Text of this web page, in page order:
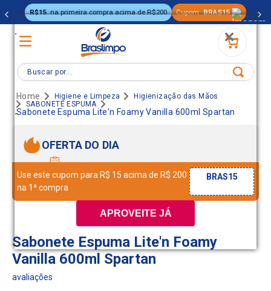
.
.
APROVEITE JÁ
R$15 na primeira compra acima de R$200 Cupom: BRAS15
Buscar por...
Higiene e Limpeza
Higienização das Mãos
SABONETE ESPUMA
Sabonete Espuma Lite'n Foamy Vanilla 600ml Spartan
OFERTA DO DIA
Use este cupom para R$ 15 acima de R$ 200
na 1ª compra
BRAS15
Sabonete Espuma Lite'n Foamy
Vanilla 600ml Spartan